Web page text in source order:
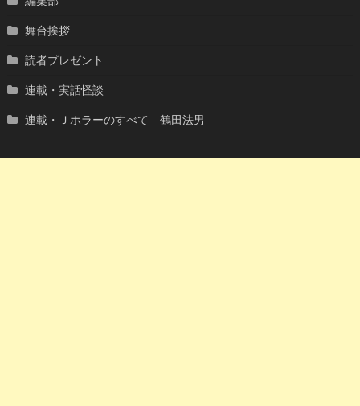
舞台挨拶
読者プレゼント
連載・実話怪談
連載・Ｊホラーのすべて 鶴田法男